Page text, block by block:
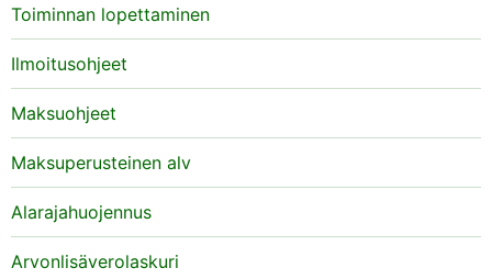
Toiminnan lopettaminen
Ilmoitusohjeet
Maksuohjeet
Maksuperusteinen alv
Alarajahuojennus
Arvonlisäverolaskuri